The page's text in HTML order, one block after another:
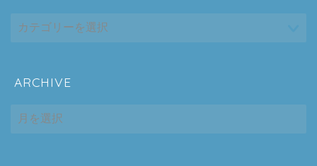
ARCHIVE
ARCHIVE